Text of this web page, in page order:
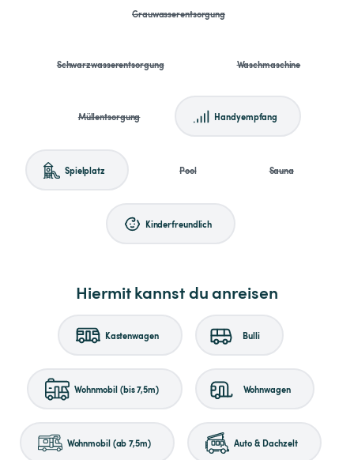
Grauwasserentsorgung
Schwarzwasserentsorgung Waschmaschine
Müllentsorgung Handyempfang
Spielplatz Pool Sauna
Kinderfreundlich
Hiermit kannst du anreisen
Kastenwagen Bulli
Wohnmobil (bis 7,5m) Wohnwagen
Wohnmobil (ab 7,5m) Auto & Dachzelt